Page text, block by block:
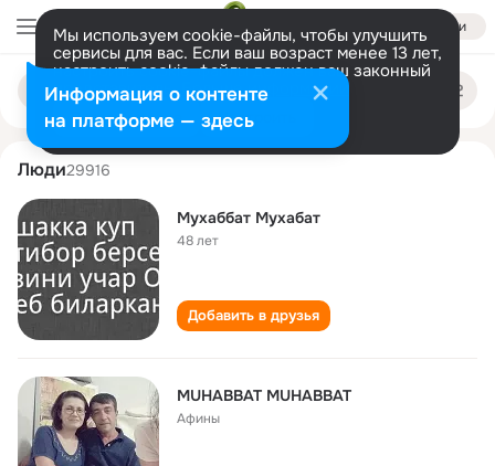
Войти
Мы используем cookie-файлы, чтобы улучшить
сервисы для вас. Если ваш возраст менее 13 лет,
настроить cookie-файлы должен ваш законный
представитель. Больше информации
Разрешить все Настроить
Поиск
людям
mukhabbat mukhabbat
Люди29916
Мухаббат Мухабат
48 лет
Добавить в друзья
MUHABBAT MUHABBAT
Афины
Информация о контенте
на платформе — здесь